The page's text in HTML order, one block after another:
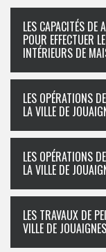
LES CAPACITÉS DE
POUR EFFECTUER
INTÉRIEURS DE
LES OPÉRATIONS
LA VILLE DE
LES OPÉRATIONS
LA VILLE DE
LES TRAVAUX DE
VILLE DE